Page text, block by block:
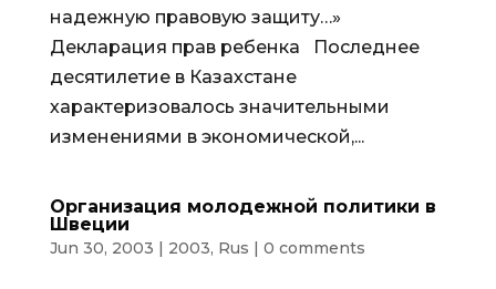
надежную правовую защиту…»
Декларация прав ребенка Последнее
десятилетие в Казахстане
характеризовалось значительными
изменениями в экономической,...
Организация молодежной политики в
Швеции
Jun 30, 2003 | 2003, Rus | 0 comments